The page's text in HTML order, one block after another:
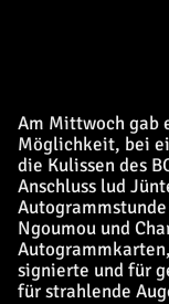
Am Mittwoch gab
Möglichkeit, bei
die Kulissen des
Anschluss lud
Ngoumou und
signierte und für
für strahlende